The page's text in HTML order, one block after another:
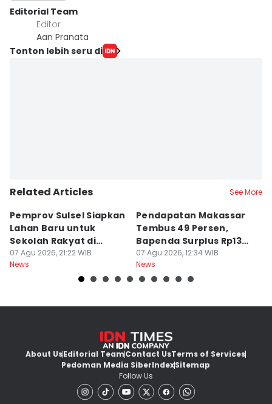
Editorial Team
Editor
Aan Pranata
Tonton lebih seru di
Related Articles See More
Pemprov Sulsel Siapkan
Lahan Baru untuk
Sekolah Rakyat di
Makassar
07 Agu 2026, 21:22 WIB
News
Pendapatan Makassar
Tembus 49 Persen,
Bapenda Surplus Rp130
Miliar
07 Agu 2026, 12:34 WIB
News
About UsEditorial TeamContact UsTerms of Services
Pedoman Media SiberIndexSitemap
Follow Us